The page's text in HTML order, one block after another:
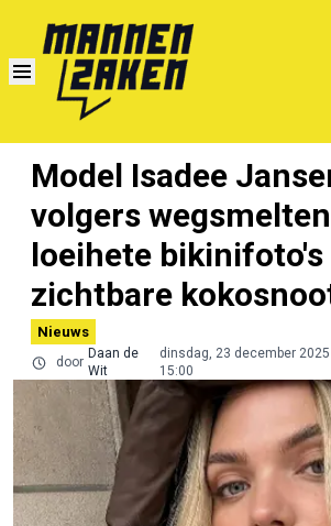
Model Isadee
volgers
loeihete
zichtbare
Nieuws
door
Daan de
Wit
dinsdag, 23 december
15:00